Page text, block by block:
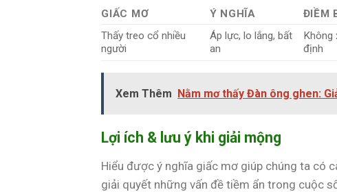
GIẤC MƠ Ý NGHĨA ĐIỀM
Thấy treo cổ nhiều
người
Áp lực, lo lắng, bất
an
Không
định
Xem Thêm Nằm mơ thấy Đàn ông ghen:
Lợi ích & lưu ý khi giải mộng
Hiểu được ý nghĩa giấc mơ giúp chúng ta có
giải quyết những vấn đề tiềm ẩn trong cuộc